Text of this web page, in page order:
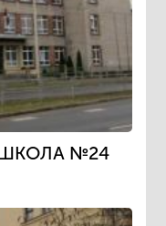
№24